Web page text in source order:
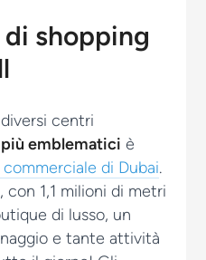
di shopping
centri
emblematici è
di Dubai.
1,1 milioni di metri
di lusso, un
e tante attività